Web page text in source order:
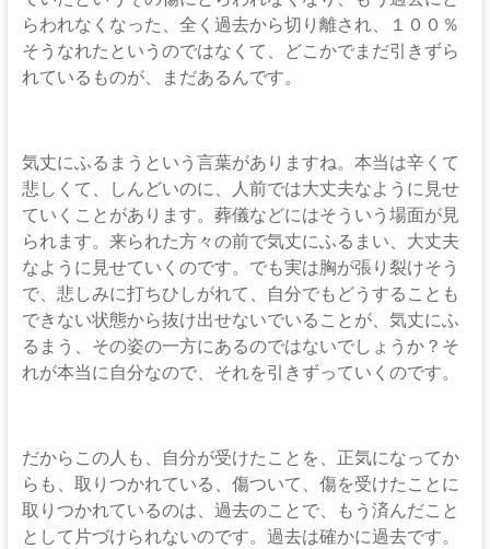
らわれなくなった、全く過去から切り離され、１００％
そうなれたというのではなくて、どこかでまだ引きずら
れているものが、まだあるんです。
気丈にふるまうという言葉がありますね。本当は辛くて
悲しくて、しんどいのに、人前では大丈夫なように見せ
ていくことがあります。葬儀などにはそういう場面が見
られます。来られた方々の前で気丈にふるまい、大丈夫
なように見せていくのです。でも実は胸が張り裂けそう
で、悲しみに打ちひしがれて、自分でもどうすることも
できない状態から抜け出せないでいることが、気丈にふ
るまう、その姿の一方にあるのではないでしょうか？そ
れが本当に自分なので、それを引きずっていくのです。
だからこの人も、自分が受けたことを、正気になってか
らも、取りつかれている、傷ついて、傷を受けたことに
取りつかれているのは、過去のことで、もう済んだこと
として片づけられないのです。過去は確かに過去です。